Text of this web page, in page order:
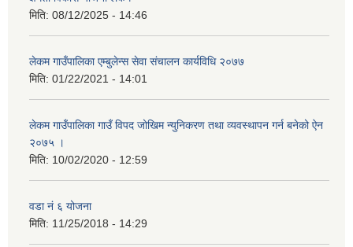
मिति: 08/12/2025 - 14:46
लेकम गाउँपालिका एम्बुलेन्स सेवा संचालन कार्यविधि २०७७
मिति: 01/22/2021 - 14:01
लेकम गाउँपालिका गाउँ विपद जोखिम न्युनिकरण तथा व्यवस्थापन गर्न बनेको ऐन
२०७५ ।
मिति: 10/02/2020 - 12:59
वडा नं ६ योजना
मिति: 11/25/2018 - 14:29